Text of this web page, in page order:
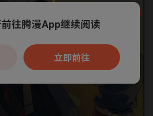
支持App阅读，可打开App新用
户7天免费看
往腾漫App继续阅读
立即前往